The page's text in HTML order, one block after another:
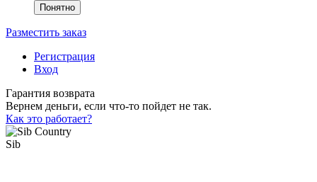
Понятно
Разместить заказ
Регистрация
Вход
Гарантия возврата
Вернем деньги, если что-то пойдет не так.
Как это работает?
Sib